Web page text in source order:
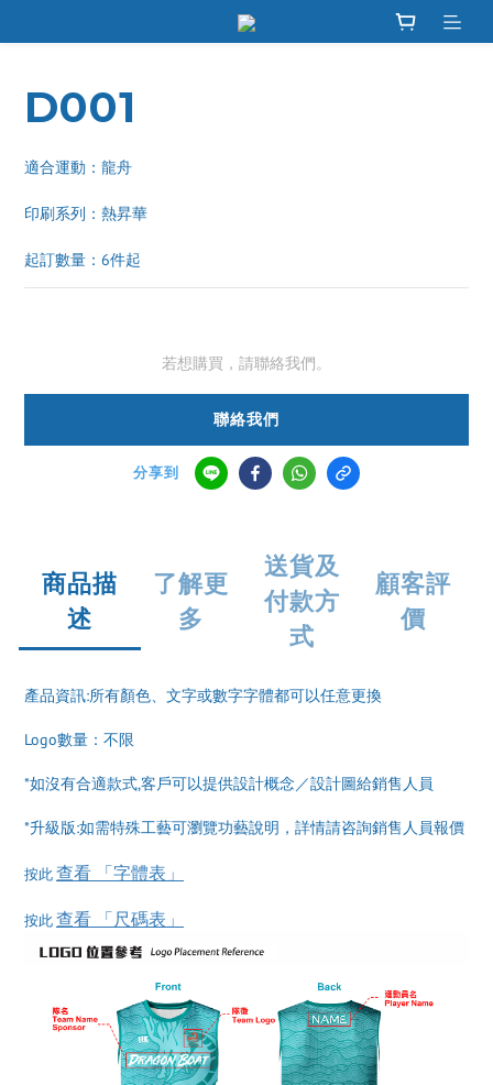
D001
適合運動：龍舟
印刷系列：熱昇華
起訂數量：6件起
若想購買，請聯絡我們。
聯絡我們
分享到
商品描
述
了解更
多
送貨及
付款方
式
顧客評
價
產品資訊:所有顏色、文字或數字字體都可以任意更換
Logo數量：不限
*如沒有合適款式,客戶可以提供設計概念／設計圖給銷售人員
*升級版:如需特殊工藝可瀏覽功藝說明，詳情請咨詢銷售人員報價
按此查看 「字體表」
按此查看 「尺碼表」